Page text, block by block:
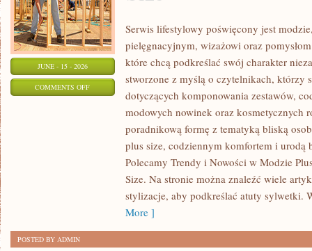
JUNE - 15 - 2026
COMMENTS OFFON
Serwis lifestylowy poświęcony jest
pielęgnacyjnym, wizażowi oraz
które chcą podkreślać swój charakter
stworzone z myślą o czytelnikach, którzy
dotyczących komponowania zestawów,
modowych nowinek oraz kosmetycznych
poradnikową formę z tematyką bliską
plus size, codziennym komfortem i urodą
Polecamy Trendy i Nowości w Modzie
Size. Na stronie można znaleźć wiele
stylizacje, aby podkreślać atuty sylwetki.
More ]
POSTED BY ADMIN